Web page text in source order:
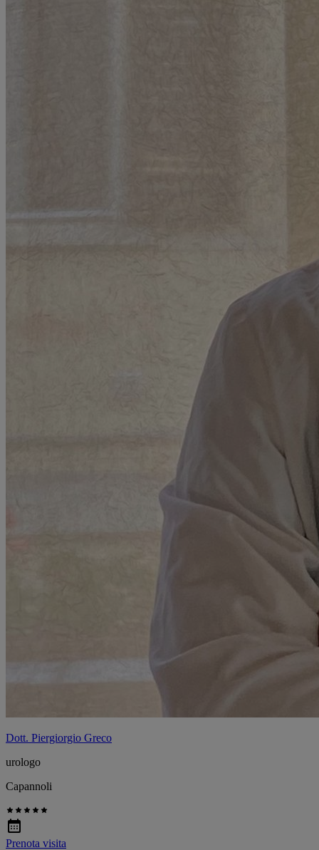
Dott. Piergiorgio Greco
urologo
Capannoli
Prenota visita